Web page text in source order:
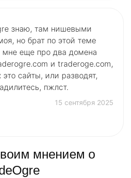
знаю, там нишевыми
но брат по этой теме
мне еще про два домена
и traderoge.com,
сайты, или разводят,
пжлст.
15 сентября 2025
мнением о